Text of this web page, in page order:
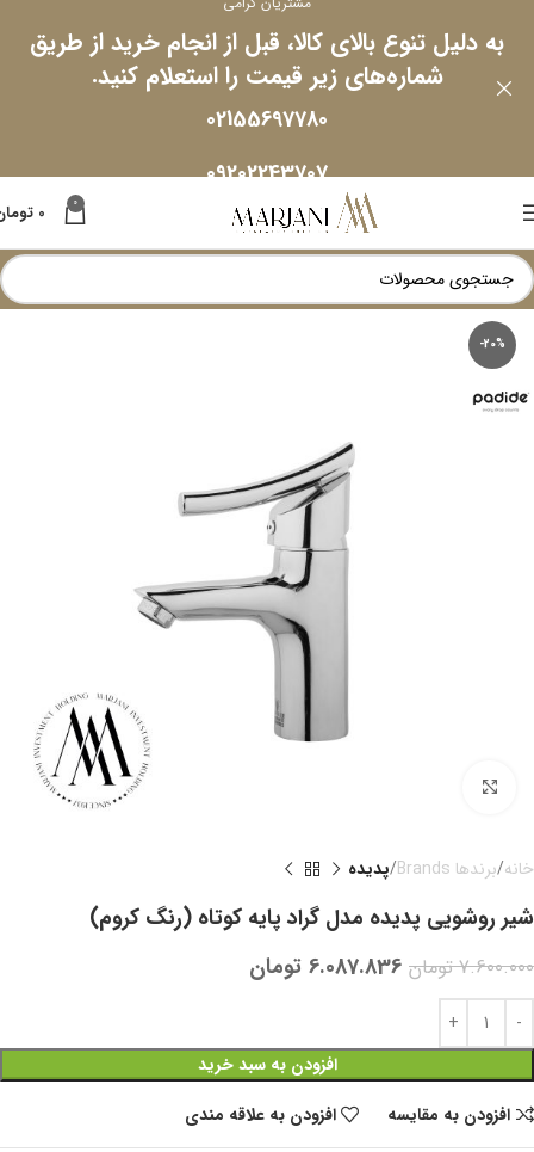
0
0
-20%
خانه برندها Brands پدیده
شیر روشویی پدیده مدل گراد پایه کوتاه (رنگ کروم)
7.600.000تومان 6.087.836 تومان
افزودن به سبد خرید
افزودن به مقایسه
افزودن به علاقه مندی
به دلیل تنوع بالای کالا، قبل از انجام خرید از طریق
شماره‌های زیر قیمت را استعلام کنید.
02155697780
09202243707